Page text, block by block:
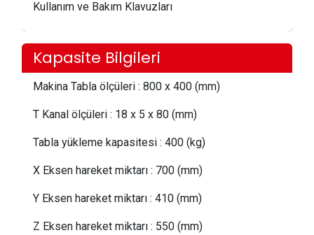
Kullanım ve Bakım Klavuzları
Kapasite Bilgileri
Makina Tabla ölçüleri : 800 x 400 (mm)
T Kanal ölçüleri : 18 x 5 x 80 (mm)
Tabla yükleme kapasitesi : 400 (kg)
X Eksen hareket miktarı : 700 (mm)
Y Eksen hareket miktarı : 410 (mm)
Z Eksen hareket miktarı : 550 (mm)